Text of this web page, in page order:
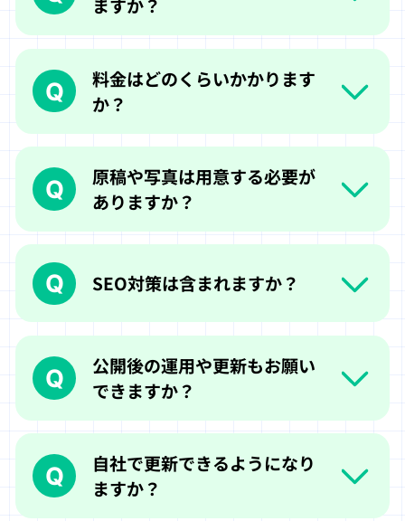
ますか？
Q
料金はどのくらいかかります
か？
Q
原稿や写真は用意する必要が
ありますか？
Q SEO対策は含まれますか？
Q
公開後の運用や更新もお願い
できますか？
Q
自社で更新できるようになり
ますか？